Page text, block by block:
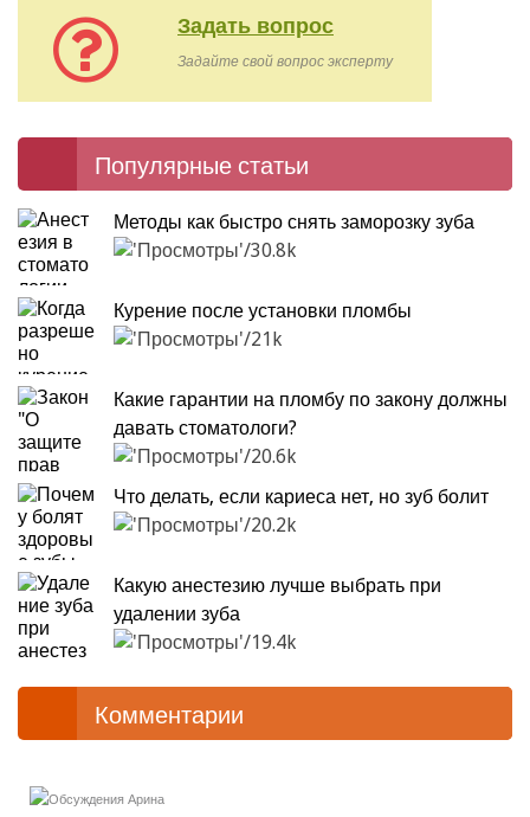
Задать вопрос
Задайте свой вопрос эксперту
Популярные статьи
Методы как быстро снять заморозку зуба
30.8k
Курение после установки пломбы
21k
Какие гарантии на пломбу по закону должны
давать стоматологи?
20.6k
Что делать, если кариеса нет, но зуб болит
20.2k
Какую анестезию лучше выбрать при
удалении зуба
19.4k
Комментарии
Арина